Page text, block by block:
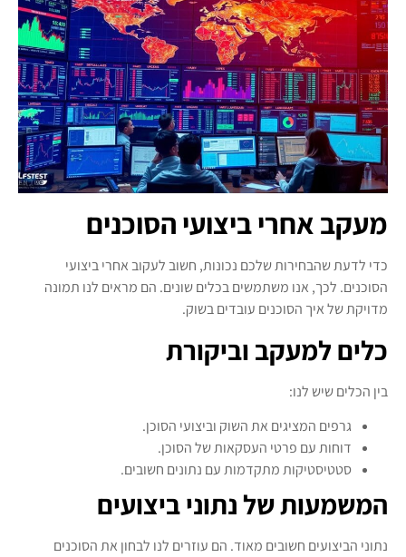
מעקב אחרי ביצועי הסוכנים
כדי לדעת שהבחירות שלכם נכונות, חשוב לעקוב אחרי ביצועי
הסוכנים. לכך, אנו משתמשים בכלים שונים. הם מראים לנו תמונה
מדויקת של איך הסוכנים עובדים בשוק.
כלים למעקב וביקורת
בין הכלים שיש לנו:
גרפים המציגים את השוק וביצועי הסוכן.
דוחות עם פרטי העסקאות של הסוכן.
סטטיסטיקות מתקדמות עם נתונים חשובים.
המשמעות של נתוני ביצועים
נתוני הביצועים חשובים מאוד. הם עוזרים לנו לבחון את הסוכנים